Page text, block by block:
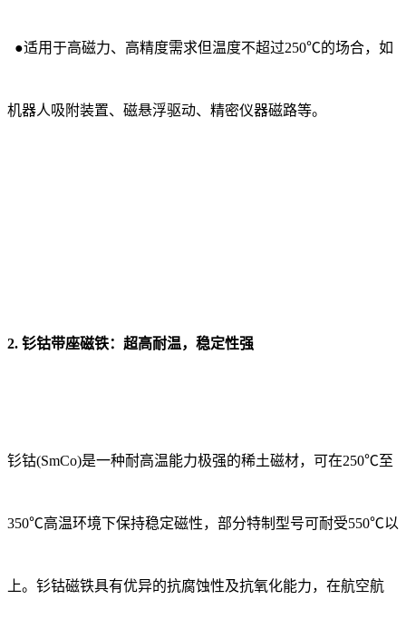
●适用于高磁力、高精度需求但温度不超过250℃的场合，如
机器人吸附装置、磁悬浮驱动、精密仪器磁路等。
2. 钐钴带座磁铁：超高耐温，稳定性强
钐钴(SmCo)是一种耐高温能力极强的稀土磁材，可在250℃至
350℃高温环境下保持稳定磁性，部分特制型号可耐受550℃以
上。钐钴磁铁具有优异的抗腐蚀性及抗氧化能力，在航空航